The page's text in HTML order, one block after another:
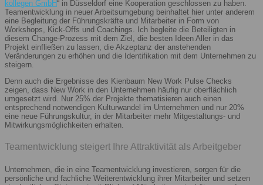
kollegen GmbH“ in Düsseldorf eine Kooperation geschlossen zu haben.
Teamentwicklung in neuer Arbeitsumgebung beinhaltet hier unter anderem
eine Begleitung der Führungskräfte und Mitarbeiter in Form von
Workshops, Kick-Offs und Coachings. Ich begleite die Beteiligten in
diesem Change-Prozess mit dem Ziel, die besten Ideen Aller in das
Projekt einfließen zu lassen, die Akzeptanz der anstehenden
Veränderungen zu erhöhen und die Identifikation mit dem Unternehmen zu
steigern.
Denn auch die Ergebnisse des Kienbaum New Work Pulse Checks
zeigen, dass New Work in den Unternehmen häufig nur oberflächlich
umgesetzt wird. Nur 25% der Projekte thematisieren auch einen
entsprechend notwendigen Kulturwandel im Unternehmen und nur 20%
eine neue Führungskultur, in der Mitarbeiter mehr Mitgestaltungs- und
Mitwirkungsmöglichkeiten erhalten.
Teamentwicklung steigert Ihre Attraktivität als Arbeitgeber
Unternehmen, die in eine Teamentwicklung investieren, sorgen für die
persönliche und fachliche Weiterentwicklung ihrer Mitarbeiter und setzen